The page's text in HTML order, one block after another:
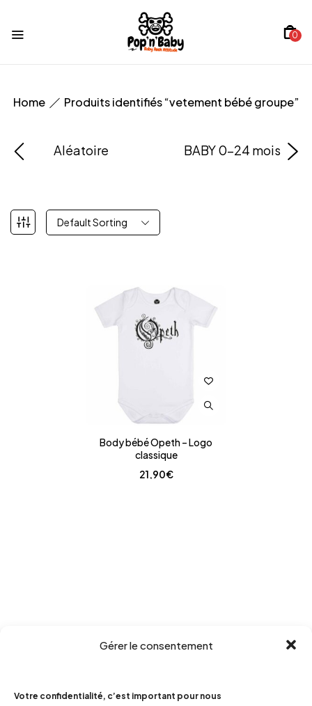
Gérer le consentement
Votre confidentialité, c’est important pour nous
0
Home Produits identifiés “vetement bébé groupe”
Aléatoire BABY 0-24 mois
Default Sorting
Body bébé Opeth – Logo
classique
21,90€